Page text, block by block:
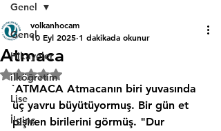
Genel
Hikayeler
ilköğretim
Lise
İlginç
Genel
Atmaca
volkanhocam
10 Eyl 2025 1 dakikada okunur
5 üzerinden NaN yıldız
`ATMACA Atmacanın biri yuvasında
üç yavru büyütüyormuş. Bir gün et
pişiren birilerini görmüş. "Dur